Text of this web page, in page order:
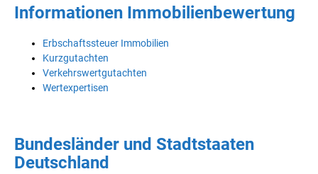
Informationen Immobilienbewertung
Erbschaftssteuer Immobilien
Kurzgutachten
Verkehrswertgutachten
Wertexpertisen
Bundesländer und Stadtstaaten
Deutschland